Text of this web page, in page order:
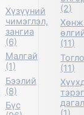
Хүзүүний
чимэглэл,
зангиа
(6)
Малгай
(1)
Бээлий
(8)
Бүс
(2)
(11)
(11)
(1)